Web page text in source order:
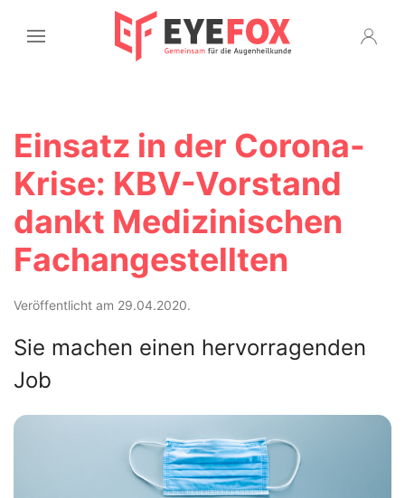
Einsatz in der Corona-
Krise: KBV-Vorstand
dankt Medizinischen
Fachangestellten
Veröffentlicht am 29.04.2020.
Sie machen einen hervorragenden
Job